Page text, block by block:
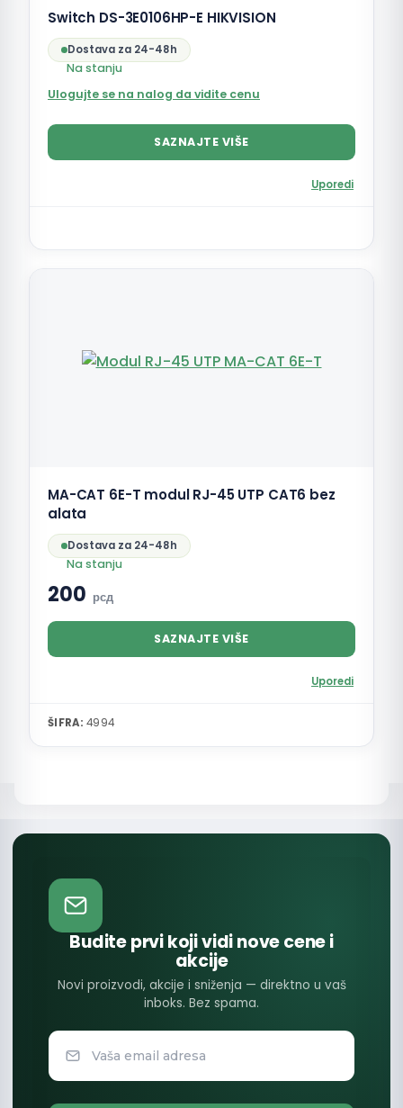
Switch DS-3E0106HP-E HIKVISION
Dostava za 24-48h
Na stanju
Ulogujte se na nalog da vidite cenu
SAZNAJTE VIŠE
Uporedi
MA-CAT 6E-T modul RJ-45 UTP CAT6 bez
alata
Dostava za 24-48h
Na stanju
200 рсд
SAZNAJTE VIŠE
Uporedi
ŠIFRA: 4994
Budite prvi koji vidi nove cene i
akcije
Novi proizvodi, akcije i sniženja — direktno u vaš
inboks. Bez spama.